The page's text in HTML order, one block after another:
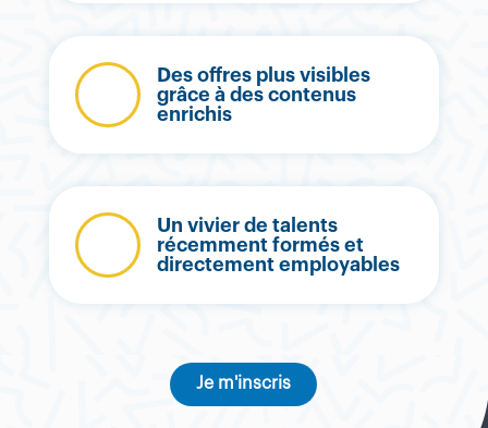
Des offres plus visibles
grâce à des contenus
enrichis
Un vivier de talents
récemment formés et
directement employables
Je m'inscris